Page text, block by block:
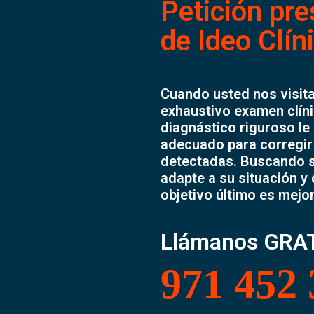
Petición
de Ideo
Cuando usted nos
exhaustivo examen
diagnástico riguroso le
adecuado para
detectadas. Buscando
adapte a su situación
objetivo último es
Llámanos
971 452